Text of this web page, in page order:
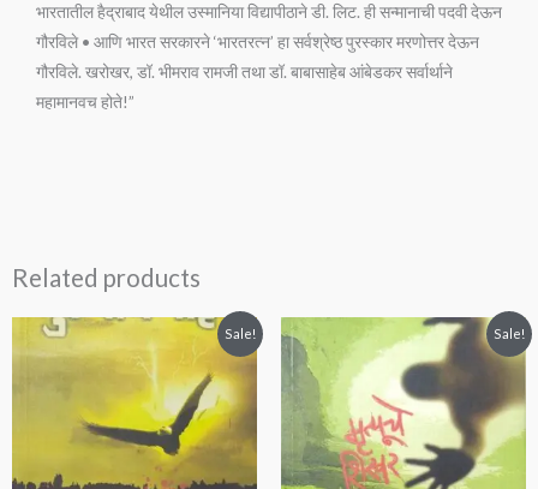
भारतातील हैद्राबाद येथील उस्मानिया विद्यापीठाने डी. लिट. ही सन्मानाची पदवी देऊन
गौरविले • आणि भारत सरकारने ‘भारतरत्न’ हा सर्वश्रेष्ठ पुरस्कार मरणोत्तर देऊन
गौरविले. खरोखर, डॉ. भीमराव रामजी तथा डॉ. बाबासाहेब आंबेडकर सर्वार्थाने
महामानवच होते!”
Related products
Sale!
Original
price
Current
price
₹230.00.
Sale!
Original
price
was:
₹225.00.
Current
price
₹199.00.